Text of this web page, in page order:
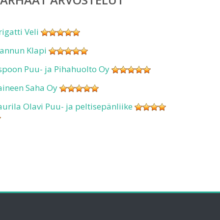
Veli
Klapi
Puu- ja Pihahuolto Oy
Saha Oy
Olavi Puu- ja peltisepänliike